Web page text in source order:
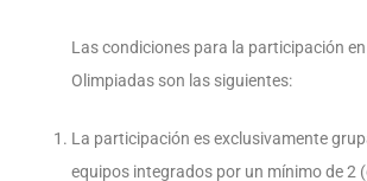
Las condiciones para la participación
Olimpiadas son las siguientes:
La participación es exclusivamente
equipos integrados por un mínimo de 2